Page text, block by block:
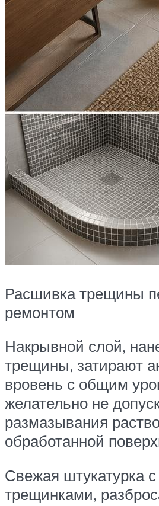
Расшивка трещины
ремонтом
Накрывной слой,
трещины, затирают
вровень с общим
желательно не
размазывания
обработанной
Свежая штукатурка
трещинками,